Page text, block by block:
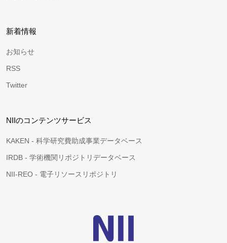
新着情報
お知らせ
RSS
Twitter
NIIのコンテンツサービス
KAKEN - 科学研究費助成事業データベース
IRDB - 学術機関リポジトリデータベース
NII-REO - 電子リソースリポジトリ